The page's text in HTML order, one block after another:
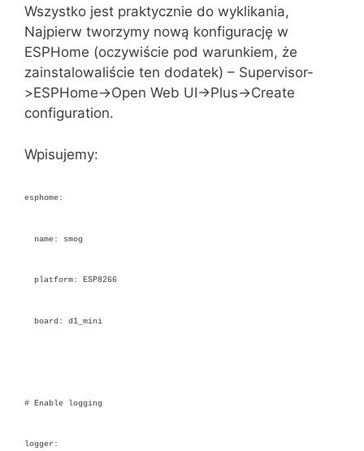
Wszystko jest praktycznie do wyklikania,
Najpierw tworzymy nową konfigurację w
ESPHome (oczywiście pod warunkiem, że
zainstalowaliście ten dodatek) – Supervisor-
>ESPHome->Open Web UI->Plus->Create
configuration.
Wpisujemy:
esphome:
name: smog
platform: ESP8266
board: d1_mini
# Enable logging
logger: